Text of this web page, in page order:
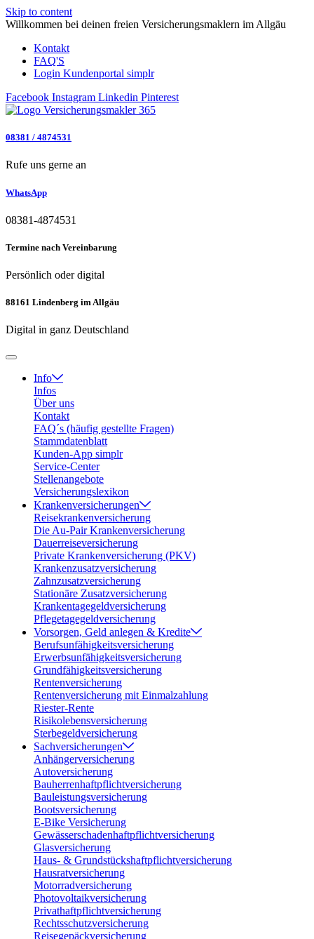
Skip to content
Willkommen bei deinen freien Versicherungsmaklern im Allgäu
Kontakt
FAQ'S
Login Kundenportal simplr
Facebook Instagram Linkedin Pinterest
08381 / 4874531
Rufe uns gerne an
WhatsApp
08381-4874531
Termine nach Vereinbarung
Persönlich oder digital
88161 Lindenberg im Allgäu
Digital in ganz Deutschland
Info
Infos
Über uns
Kontakt
FAQ´s (häufig gestellte Fragen)
Stammdatenblatt
Kunden-App simplr
Service-Center
Stellenangebote
Versicherungslexikon
Krankenversicherungen
Reisekrankenversicherung
Die Au-Pair Krankenversicherung
Dauerreiseversicherung
Private Krankenversicherung (PKV)
Krankenzusatzversicherung
Zahnzusatzversicherung
Stationäre Zusatzversicherung
Krankentagegeldversicherung
Pflegetagegeldversicherung
Vorsorgen, Geld anlegen & Kredite
Berufsunfähigkeitsversicherung
Erwerbsunfähigkeitsversicherung
Grundfähigkeitsversicherung
Rentenversicherung
Rentenversicherung mit Einmalzahlung
Riester-Rente
Risikolebensversicherung
Sterbegeldversicherung
Sachversicherungen
Anhängerversicherung
Autoversicherung
Bauherrenhaftpflichtversicherung
Bauleistungsversicherung
Bootsversicherung
E-Bike Versicherung
Gewässerschadenhaftpflichtversicherung
Glasversicherung
Haus- & Grundstückshaftpflichtversicherung
Hausratversicherung
Motorradversicherung
Photovoltaikversicherung
Privathaftpflichtversicherung
Rechtsschutzversicherung
Reisegepäckversicherung